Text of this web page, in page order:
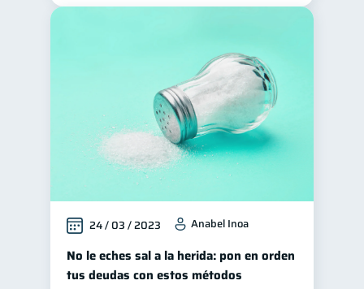
24 / 03 / 2023 Anabel Inoa
No le eches sal a la herida: pon en orden
tus deudas con estos métodos